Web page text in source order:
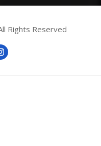
Rights Reserved